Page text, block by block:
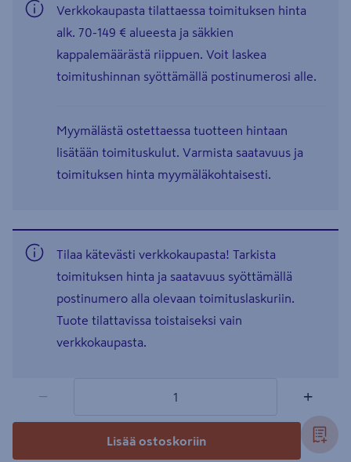
Verkkokaupasta tilattaessa toimituksen hinta
alk. 70-149 € alueesta ja säkkien
kappalemäärästä riippuen. Voit laskea
toimitushinnan syöttämällä postinumerosi alle.
Myymälästä ostettaessa tuotteen hintaan
lisätään toimituskulut. Varmista saatavuus ja
toimituksen hinta myymäläkohtaisesti.
Tilaa kätevästi verkkokaupasta! Tarkista
toimituksen hinta ja saatavuus syöttämällä
postinumero alla olevaan toimituslaskuriin.
Tuote tilattavissa toistaiseksi vain
verkkokaupasta.
− +
Lisää ostoskoriin